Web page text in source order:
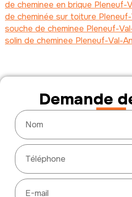
de cheminee en brique Pleneuf-
de cheminée sur toiture
souche de cheminee Pleneuf-
solin de cheminee Pleneuf-Val-
Demande